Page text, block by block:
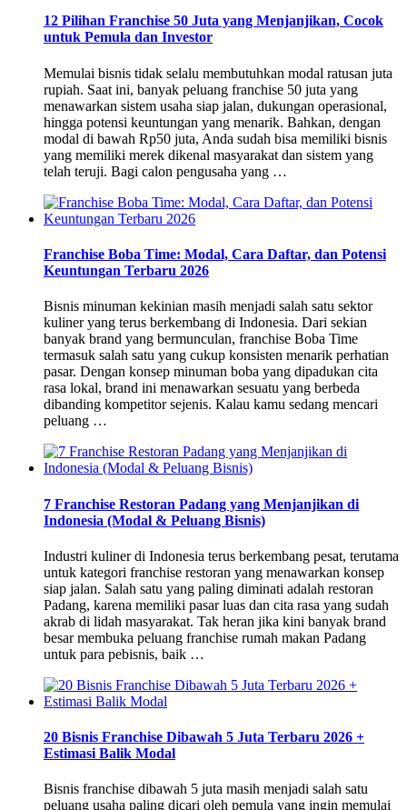
12 Pilihan Franchise 50 Juta yang Menjanjikan, Cocok
untuk Pemula dan Investor
Memulai bisnis tidak selalu membutuhkan modal ratusan juta
rupiah. Saat ini, banyak peluang franchise 50 juta yang
menawarkan sistem usaha siap jalan, dukungan operasional,
hingga potensi keuntungan yang menarik. Bahkan, dengan
modal di bawah Rp50 juta, Anda sudah bisa memiliki bisnis
yang memiliki merek dikenal masyarakat dan sistem yang
telah teruji. Bagi calon pengusaha yang …
Franchise Boba Time: Modal, Cara Daftar, dan Potensi
Keuntungan Terbaru 2026
Bisnis minuman kekinian masih menjadi salah satu sektor
kuliner yang terus berkembang di Indonesia. Dari sekian
banyak brand yang bermunculan, franchise Boba Time
termasuk salah satu yang cukup konsisten menarik perhatian
pasar. Dengan konsep minuman boba yang dipadukan cita
rasa lokal, brand ini menawarkan sesuatu yang berbeda
dibanding kompetitor sejenis. Kalau kamu sedang mencari
peluang …
7 Franchise Restoran Padang yang Menjanjikan di
Indonesia (Modal & Peluang Bisnis)
Industri kuliner di Indonesia terus berkembang pesat, terutama
untuk kategori franchise restoran yang menawarkan konsep
siap jalan. Salah satu yang paling diminati adalah restoran
Padang, karena memiliki pasar luas dan cita rasa yang sudah
akrab di lidah masyarakat. Tak heran jika kini banyak brand
besar membuka peluang franchise rumah makan Padang
untuk para pebisnis, baik …
20 Bisnis Franchise Dibawah 5 Juta Terbaru 2026 +
Estimasi Balik Modal
Bisnis franchise dibawah 5 juta masih menjadi salah satu
peluang usaha paling dicari oleh pemula yang ingin memulai